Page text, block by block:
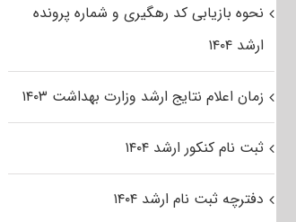
نحوه بازیابی کد رهگیری و شماره پرونده
ارشد ۱۴۰۴
زمان اعلام نتایج ارشد وزارت بهداشت ۱۴۰۳
ثبت نام کنکور ارشد ۱۴۰۴
دفترچه ثبت نام ارشد ۱۴۰۴